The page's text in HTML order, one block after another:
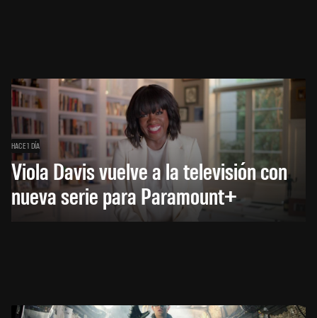
HACE 1 DÍA
Viola Davis vuelve a la televisión con
nueva serie para Paramount+